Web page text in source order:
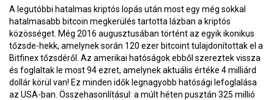
A legutóbbi hatalmas kriptós lopás után most egy még sokkal
hatalmasabb bitcoin megkerülés tartotta lázban a kriptós
közösséget. Még 2016 augusztusában történt az egyik ikonikus
tőzsde-hekk, amelynek során 120 ezer bitcoint tulajdonítottak el a
Bitfinex tőzsdéről. Az amerikai hatóságok ebből szereztek vissza
és foglaltak le most 94 ezret, amelynek aktuális értéke 4 milliárd
dollár körül van! Ez minden idők legnagyobb hatósági lefoglalása
az USA-ban. Összehasonlításul: a múlt héten pusztán 325 millió